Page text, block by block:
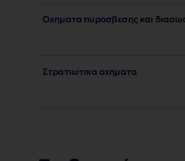
Οχηματα πυροσβεσης και
Στρατιωτικα οχηματα